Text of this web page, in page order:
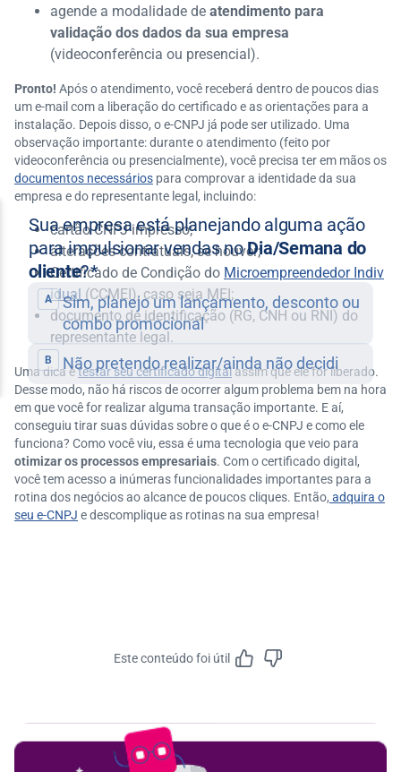
agende a modalidade de atendimento para
validação dos dados da sua empresa
(videoconferência ou presencial).
Pronto! Após o atendimento, você receberá dentro de poucos dias
um e-mail com a liberação do certificado e as orientações para a
instalação. Depois disso, o e-CNPJ já pode ser utilizado. Uma
observação importante: durante o atendimento (feito por
videoconferência ou presencialmente), você precisa ter em mãos os
documentos necessários para comprovar a identidade da sua
empresa e do representante legal, incluindo:
cartão CNPJ impresso;
alterações contratuais, se houver;
Certificado de Condição do Microempreendedor Indiv
idual (CCMEI), caso seja MEI;
documento de identificação (RG, CNH ou RNI) do
representante legal.
Uma dica étestar seu certificado digitalassim que ele for liberado.
Desse modo, não há riscos de ocorrer algum problema bem na hora
em que você for realizar alguma transação importante. E aí,
conseguiu tirar suas dúvidas sobre o que é o e-CNPJ e como ele
funciona? Como você viu, essa é uma tecnologia que veio para
otimizar os processos empresariais. Com o certificado digital,
você tem acesso a inúmeras funcionalidades importantes para a
rotina dos negócios ao alcance de poucos cliques. Então, adquira o
seu e-CNPJ e descomplique as rotinas na sua empresa!
Este conteúdo foi útil